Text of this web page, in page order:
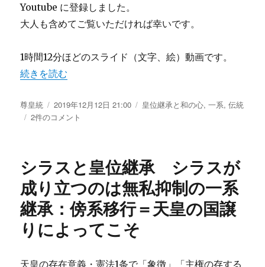
Youtube に登録しました。
大人も含めてご覧いただければ幸いです。
1時間12分ほどのスライド（文字、絵）動画です。
“【Youtube】 小中学生のための天皇・皇位継承論 1
続きを読む
投
稿
尊皇統
投
稿
2019年12月12日 21:00
カ
皇位継承と和の心,一系,伝統
【Youtube】
生
の
た
め
の
天
2件のコメント
シラスと皇位継承 シラスが
成り立つのは無私抑制の一系
継承：傍系移行＝天皇の国譲
りによってこそ
天皇の存在意義・憲法1条で「象徴」「主権の存する